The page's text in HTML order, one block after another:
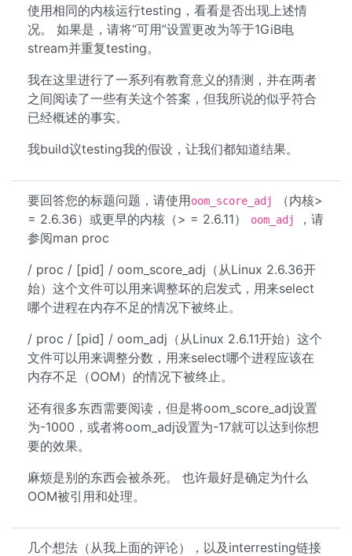
使用相同的内核运行testing，看看是否出现上述情
况。 如果是，请将“可用”设置更改为等于1GiB电
stream并重复testing。
我在这里进行了一系列有教育意义的猜测，并在两者
之间阅读了一些有关这个答案，但我所说的似乎符合
已经概述的事实。
我build议testing我的假设，让我们都知道结果。
要回答您的标题问题，请使用oom_score_adj
（内核>
= 2.6.36）或更早的内核（> = 2.6.11）
oom_adj
，请
参阅man proc
/ proc / [pid] / oom_score_adj（从Linux 2.6.36开
始）这个文件可以用来调整坏的启发式，用来select
哪个进程在内存不足的情况下被终止。
/ proc / [pid] / oom_adj（从Linux 2.6.11开始）这个
文件可以用来调整分数，用来select哪个进程应该在
内存不足（OOM）的情况下被终止。
还有很多东西需要阅读，但是将oom_score_adj设置
为-1000，或者将oom_adj设置为-17就可以达到你想
要的效果。
麻烦是别的东西会被杀死。 也许最好是确定为什么
OOM被引用和处理。
几个想法（从我上面的评论），以及interresting链接